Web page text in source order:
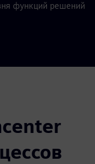
функций решений